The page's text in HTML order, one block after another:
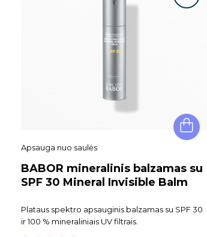
Apsauga nuo saulės
BABOR mineralinis balzamas su
SPF 30 Mineral Invisible Balm
Plataus spektro apsauginis balzamas su SPF 30
ir 100 % mineraliniais UV filtrais.